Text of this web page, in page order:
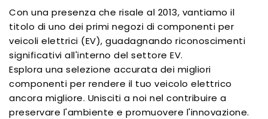
Con una presenza che risale al 2013, vantiamo il
titolo di uno dei primi negozi di componenti per
veicoli elettrici (EV), guadagnando riconoscimenti
significativi all'interno del settore EV.
Esplora una selezione accurata dei migliori
componenti per rendere il tuo veicolo elettrico
ancora migliore. Unisciti a noi nel contribuire a
preservare l'ambiente e promuovere l'innovazione.